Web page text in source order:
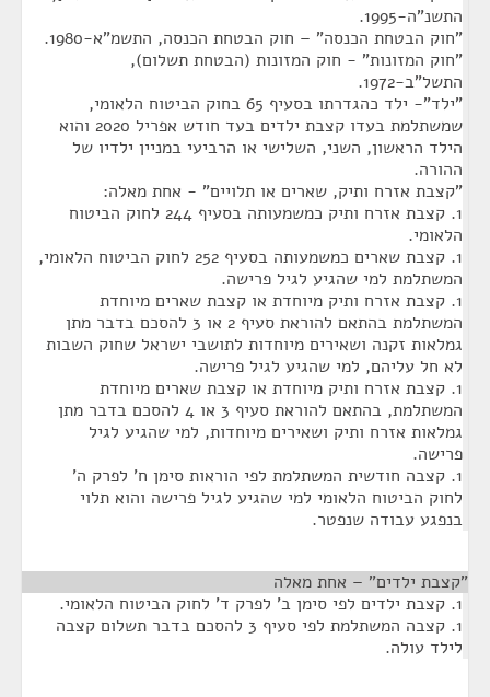
התשנ"ה-1995.
"חוק הבטחת הכנסה" – חוק הבטחת הכנסה, התשמ"א-1980.
"חוק המזונות" - חוק המזונות (הבטחת תשלום),
התשל"ב-1972.
"ילד"- ילד כהגדרתו בסעיף 65 בחוק הביטוח הלאומי,
שמשתלמת בעדו קצבת ילדים בעד חודש אפריל 2020 והוא
הילד הראשון, השני, השלישי או הרביעי במניין ילדיו של
ההורה.
"קצבת אזרח ותיק, שארים או תלויים" - אחת מאלה:
1. קצבת אזרח ותיק כמשמעותה בסעיף 244 לחוק הביטוח
הלאומי.
1. קצבת שארים כמשמעותה בסעיף 252 לחוק הביטוח הלאומי,
המשתלמת למי שהגיע לגיל פרישה.
1. קצבת אזרח ותיק מיוחדת או קצבת שארים מיוחדת
המשתלמת בהתאם להוראת סעיף 2 או 3 להסכם בדבר מתן
גמלאות זקנה ושאירים מיוחדות לתושבי ישראל שחוק השבות
לא חל עליהם, למי שהגיע לגיל פרישה.
1. קצבת אזרח ותיק מיוחדת או קצבת שארים מיוחדת
המשתלמת, בהתאם להוראת סעיף 3 או 4 להסכם בדבר מתן
גמלאות אזרח ותיק ושאירים מיוחדות, למי שהגיע לגיל
פרישה.
1. קצבה חודשית המשתלמת לפי הוראות סימן ח' לפרק ה'
לחוק הביטוח הלאומי למי שהגיע לגיל פרישה והוא תלוי
בנפגע עבודה שנפטר.
"קצבת ילדים" – אחת מאלה
1. קצבת ילדים לפי סימן ב' לפרק ד' לחוק הביטוח הלאומי.
1. קצבה המשתלמת לפי סעיף 3 להסכם בדבר תשלום קצבה
לילד עולה.